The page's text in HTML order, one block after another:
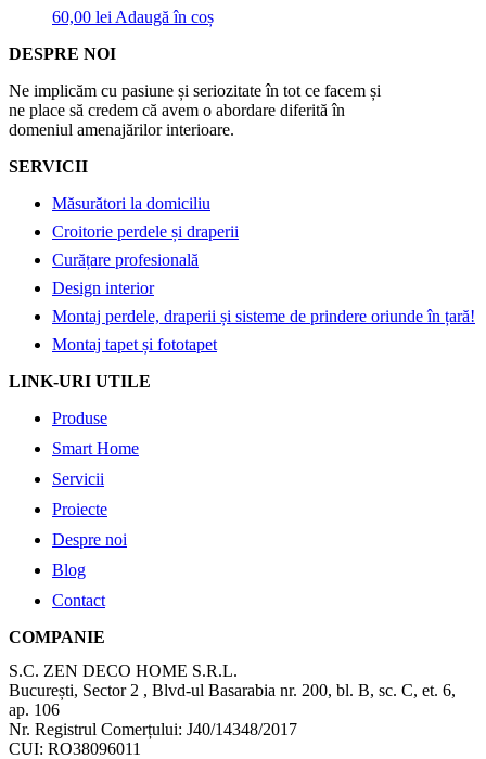
60,00 lei Adaugă în coș
DESPRE NOI
Ne implicăm cu pasiune și seriozitate în tot ce facem și
ne place să credem că avem o abordare diferită în
domeniul amenajărilor interioare.
SERVICII
Măsurători la domiciliu
Croitorie perdele și draperii
Curățare profesională
Design interior
Montaj perdele, draperii și sisteme de prindere oriunde în țară!
Montaj tapet și fototapet
LINK-URI UTILE
Produse
Smart Home
Servicii
Proiecte
Despre noi
Blog
Contact
COMPANIE
S.C. ZEN DECO HOME S.R.L.
București, Sector 2 , Blvd-ul Basarabia nr. 200, bl. B, sc. C, et. 6,
ap. 106
Nr. Registrul Comerțului: J40/14348/2017
CUI: RO38096011